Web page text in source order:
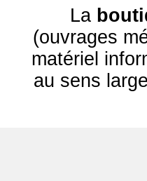
La
(ouvrages
matériel
au sens